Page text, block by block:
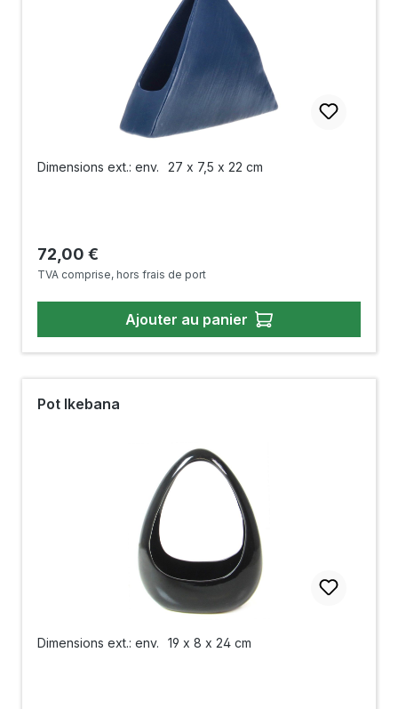
Dimensions ext.: env. 27 x 7,5 x 22 cm
Prix régulier :
72,00 €
TVA comprise, hors frais de port
Ajouter au panier
Pot Ikebana
Dimensions ext.: env. 19 x 8 x 24 cm